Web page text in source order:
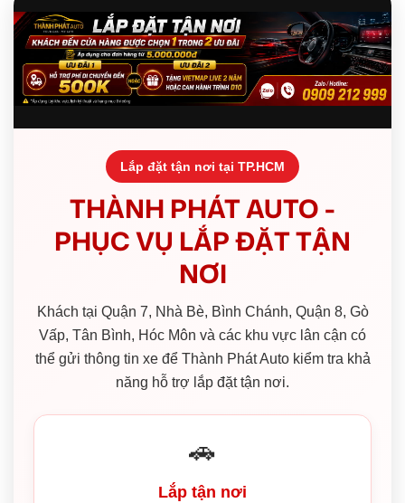
Lắp đặt tận nơi tại TP.HCM
THÀNH PHÁT AUTO -
PHỤC VỤ LẮP ĐẶT TẬN
NƠI
Khách tại Quận 7, Nhà Bè, Bình Chánh, Quận 8, Gò
Vấp, Tân Bình, Hóc Môn và các khu vực lân cận có
thể gửi thông tin xe để Thành Phát Auto kiểm tra khả
năng hỗ trợ lắp đặt tận nơi.
🚗
Lắp tận nơi